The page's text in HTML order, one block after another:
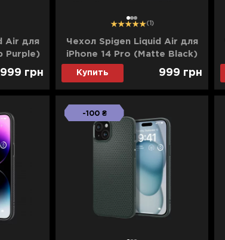
Air для
Purple)
999 грн
12 3 (1)
Чехол Spigen Liquid Air для
iPhone 14 Pro (Matte Black)
Купить 999 грн
-100 ₴